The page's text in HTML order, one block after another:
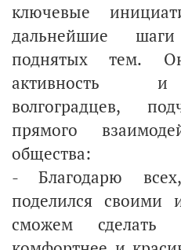
ключевые
дальнейшие
поднятых тем.
активность и
волгоградцев,
прямого
общества:
- Благодарю
поделился своими
сможем